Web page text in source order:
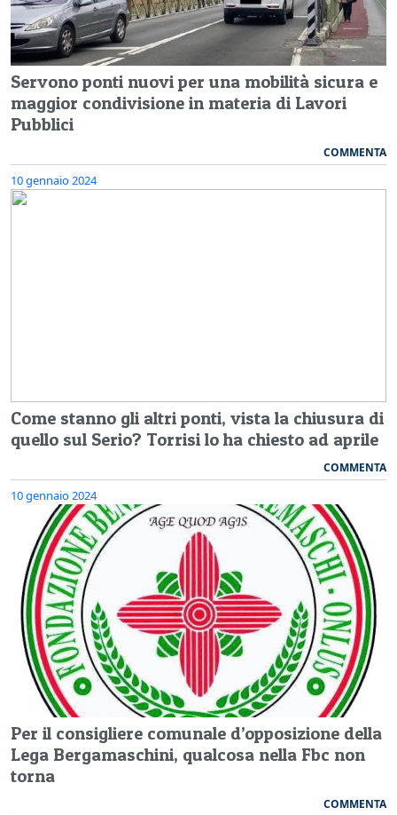
Servono ponti nuovi per una mobilità sicura e
maggior condivisione in materia di Lavori
Pubblici
COMMENTA
10 gennaio 2024
Come stanno gli altri ponti, vista la chiusura di
quello sul Serio? Torrisi lo ha chiesto ad aprile
COMMENTA
10 gennaio 2024
Per il consigliere comunale d’opposizione della
Lega Bergamaschini, qualcosa nella Fbc non
torna
COMMENTA